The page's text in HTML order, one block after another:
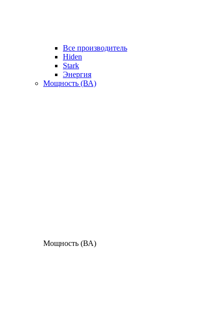
Все производитель
Hiden
Stark
Энергия
Мощность (ВА)
Мощность (ВА)